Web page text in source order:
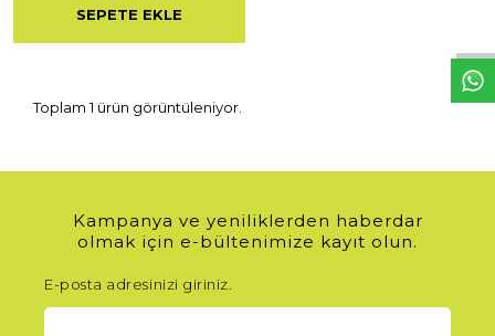
SEPETE EKLE
Toplam 1 ürün görüntüleniyor.
Kampanya ve yeniliklerden haberdar
olmak için e-bültenimize kayıt olun.
E-posta adresinizi giriniz.